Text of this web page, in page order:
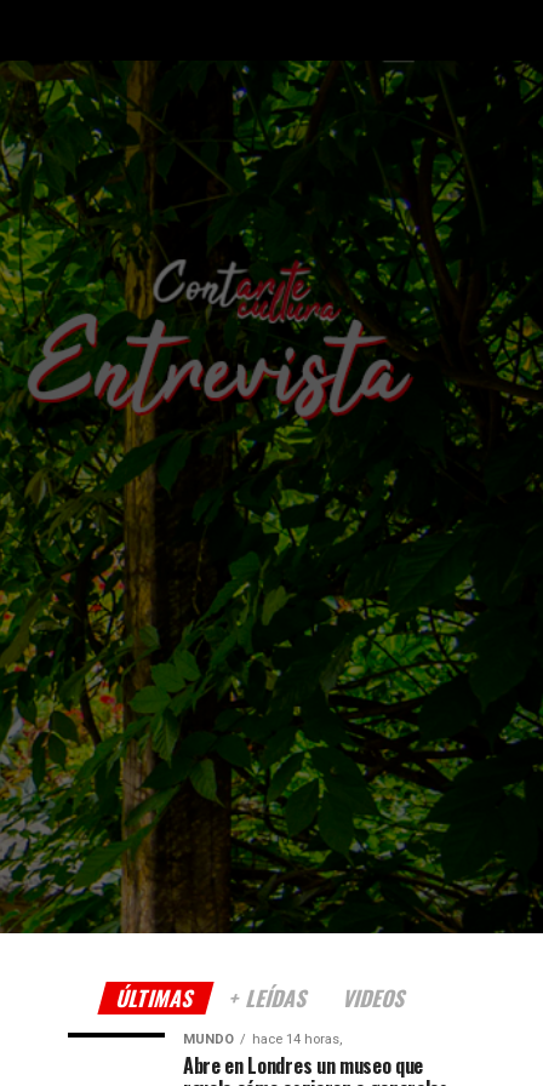
ÚLTIMAS + LEÍDAS VIDEOS
MUNDO hace 14 horas,
Abre en Londres un museo que